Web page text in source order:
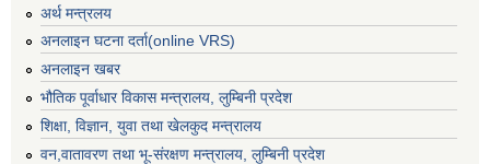
अर्थ मन्त्रलय
अनलाइन घटना दर्ता(online VRS)
अनलाइन खबर
भौतिक पूर्वाधार विकास मन्त्रालय, लुम्बिनी प्रदेश
शिक्षा, विज्ञान, युवा तथा खेलकुद मन्‍‍त्रालय
वन,वातावरण तथा भू-संरक्षण मन्त्रालय, लुम्बिनी प्रदेश